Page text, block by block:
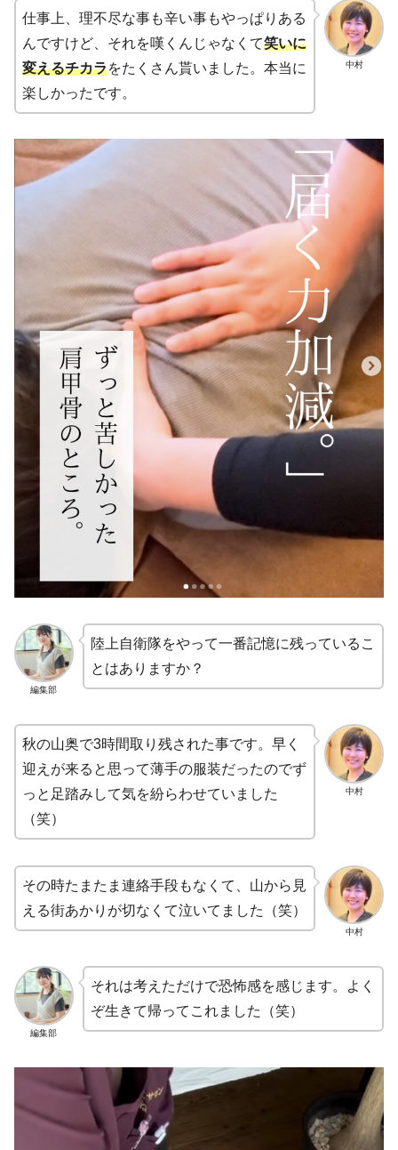
中村
仕事上、理不尽な事も辛い事もやっぱりある
んですけど、それを嘆くんじゃなくて笑いに
変えるチカラをたくさん貰いました。本当に
楽しかったです。
編集部
陸上自衛隊をやって一番記憶に残っているこ
とはありますか？
中村
秋の山奥で3時間取り残された事です。早く
迎えが来ると思って薄手の服装だったのでず
っと足踏みして気を紛らわせていました
（笑）
中村
その時たまたま連絡手段もなくて、山から見
える街あかりが切なくて泣いてました（笑）
編集部
それは考えただけで恐怖感を感じます。よく
ぞ生きて帰ってこれました（笑）